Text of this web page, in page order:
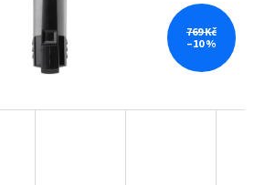
769 Kč
–10 %